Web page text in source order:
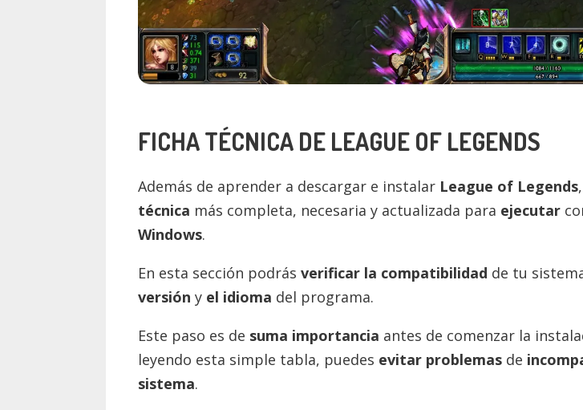
FICHA TÉCNICA DE LEAGUE OF LEGENDS
Además de aprender a descargar e instalar League of Legends,
técnica más completa, necesaria y actualizada para ejecutar
Windows.
En esta sección podrás verificar la compatibilidad de tu
versión y el idioma del programa.
Este paso es de suma importancia antes de comenzar la
leyendo esta simple tabla, puedes evitar problemas de
sistema.